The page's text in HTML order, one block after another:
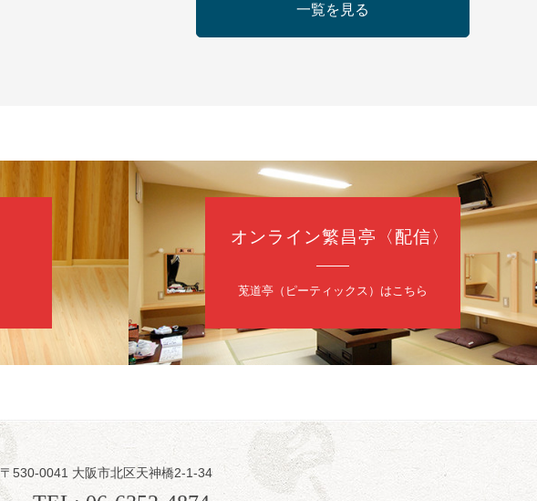
噺家が落語と芝居をしてみる会
朝 8 日（土）
第2回 智之介・力造 二人会
笑福亭智之介「昭和任侠伝」「天王寺詣り」／桂力造「桃太郎」「本膳」／桂二豆「開
開演：午前10時（9時30分開場）
前売2,000円 当日 2,500円
お問合せ：智之介・力造 二人会事務局 090-7762-6268
昼席：番組案内
桂九寿玉／露の瑞／桂きん太郎／いわみせいじ（似顔絵）／桂米之助／桂文太～仲入～
一覧を見る
オンライン繁昌亭〈配信〉
莵道亭（ピーティックス）はこちら
〒530-0041 大阪市北区天神橋2-1-34